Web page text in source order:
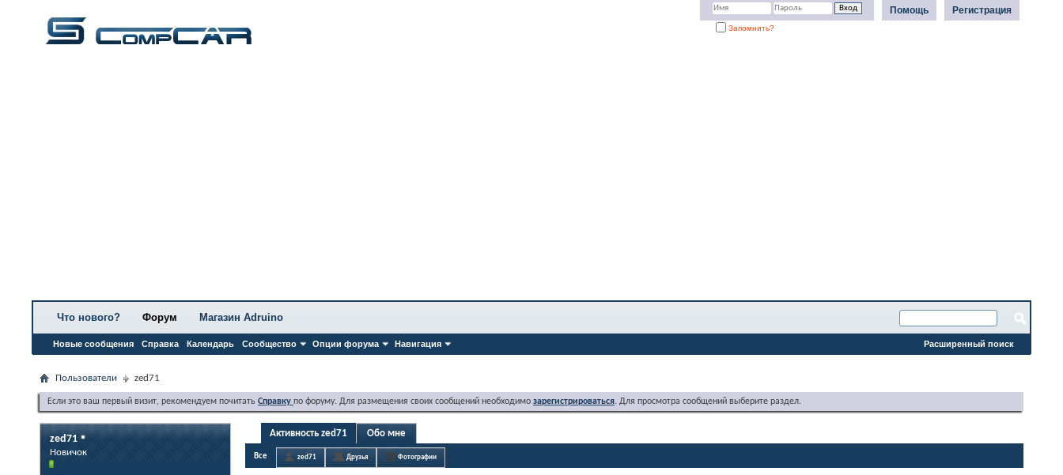
Регистрация
Помощь
Запомнить?
Что нового? Форум
Новые сообщения Справка Календарь Сообщество Опции форума Навигация
Магазин Adruino
Расширенный поиск
Пользователи zed71
Если это ваш первый визит, рекомендуем почитать Справку по форуму. Для размещения своих сообщений необходимо зарегистрироваться. Для просмотра сообщений выберите раздел.
zed71
Новичок
Активность zed71 Обо мне
Все zed71 Друзья Фотографии